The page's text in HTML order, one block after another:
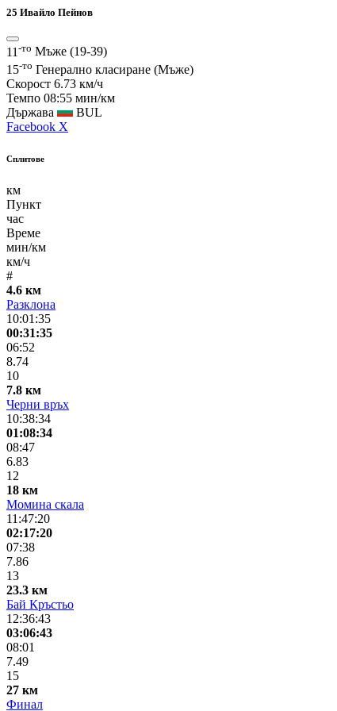
25 Ивайло Пейнов
11 -то Мъже (19-39)
15-то Генерално класиране (Мъже)
Скорост 6.73 км/ч
Темпо 08:55 мин/км
Държава
BUL
Facebook X
Сплитове
км
Пункт
час
Време
мин/км
км/ч
#
4.6 км
Разклона
10:01:35
00:31:35
06:52
8.74
10
7.8 км
Черни връх
10:38:34
01:08:34
08:47
6.83
12
18 км
Момина скала
11:47:20
02:17:20
07:38
7.86
13
23.3 км
Бай Кръстьо
12:36:43
03:06:43
08:01
7.49
15
27 км
Финал